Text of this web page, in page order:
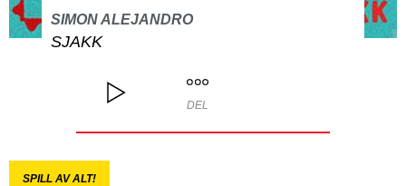
SIMON ALEJANDRO
SJAKK
DEL
SPILL AV ALT!